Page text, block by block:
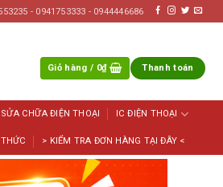
- 0941753333 - 0944446686
Giỏ hàng / 0₫ Thanh toán
CHỮA ĐIỆN THOẠI IC ĐIỆN THOẠI
> KIỂM TRA ĐƠN HÀNG TẠI ĐÂY <